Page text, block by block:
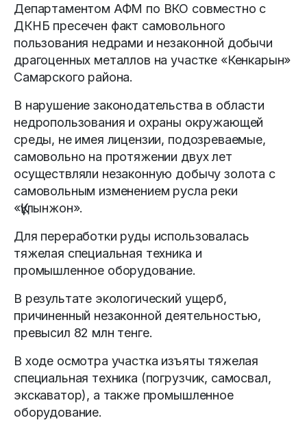
Департаментом АФМ по ВКО совместно с
ДКНБ пресечен факт самовольного
пользования недрами и незаконной добычи
драгоценных металлов на участке «Кенкарын»
Самарского района.
В нарушение законодательства в области
недропользования и охраны окружающей
среды, не имея лицензии, подозреваемые,
самовольно на протяжении двух лет
осуществляли незаконную добычу золота с
самовольным изменением русла реки
«Құлынжон».
Для переработки руды использовалась
тяжелая специальная техника и
промышленное оборудование.
В результате экологический ущерб,
причиненный незаконной деятельностью,
превысил 82 млн тенге.
В ходе осмотра участка изъяты тяжелая
специальная техника (погрузчик, самосвал,
экскаватор), а также промышленное
оборудование.